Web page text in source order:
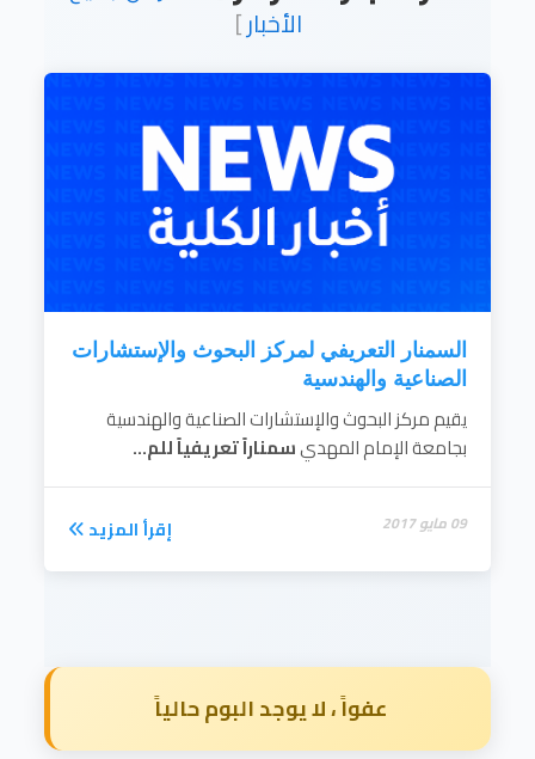
والهندسي كالمواد الخام والبنيات التحتية من أجهزة
ومعدات وماكينات وكل مدخلات الإنتاج
إقرأ المزيد
الأخبار]
السمنار التعريفي لمركز البحوث والإستشارات
الصناعية والهندسية
يقيم مركز البحوث والإستشارات الصناعية والهندسية
بجامعة الإمام المهديسمناراً تعريفياً للم...
09 مايو 2017 إقرأ المزيد
عفواً ، لا يوجد البوم حالياً